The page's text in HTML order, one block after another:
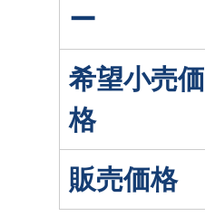
ー
希望小売価
格
販売価格